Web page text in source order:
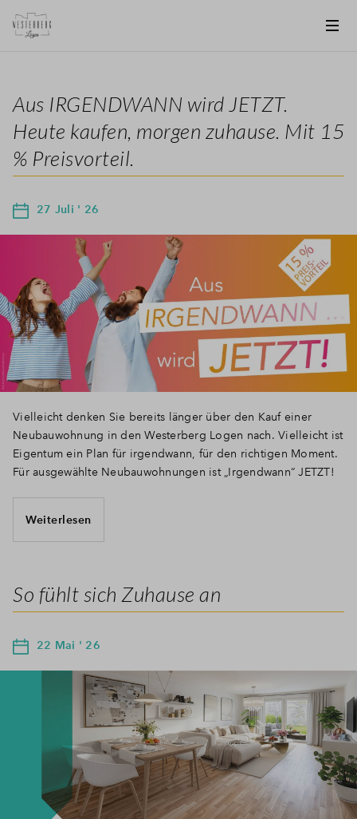
Aus IRGENDWANN wird JETZT.
Heute kaufen, morgen zuhause. Mit 15
% Preisvorteil.
27 Juli ' 26
Vielleicht denken Sie bereits länger über den Kauf einer
Neubauwohnung in den Westerberg Logen nach. Vielleicht ist
Eigentum ein Plan für irgendwann, für den richtigen Moment.
Für ausgewählte Neubauwohnungen ist „Irgendwann“ JETZT!
Weiterlesen
So fühlt sich Zuhause an
22 Mai ' 26